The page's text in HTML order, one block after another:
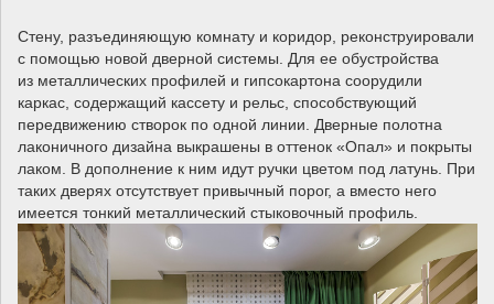
Стену, разъединяющую комнату и коридор, реконструировали
с помощью новой дверной системы. Для ее обустройства
из металлических профилей и гипсокартона соорудили
каркас, содержащий кассету и рельс, способствующий
передвижению створок по одной линии. Дверные полотна
лаконичного дизайна выкрашены в оттенок «Опал» и покрыты
лаком. В дополнение к ним идут ручки цветом под латунь. При
таких дверях отсутствует привычный порог, а вместо него
имеется тонкий металлический стыковочный профиль.